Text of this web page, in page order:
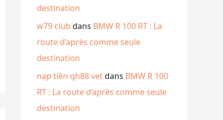
destination
w79 club dans BMW R 100 RT : La
route d’après comme seule
destination
nạp tiền qh88 vetdans BMW R 100
RT : La route d’après comme seule
destination